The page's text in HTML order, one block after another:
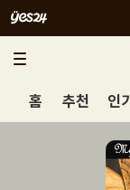
홈 추천 인기